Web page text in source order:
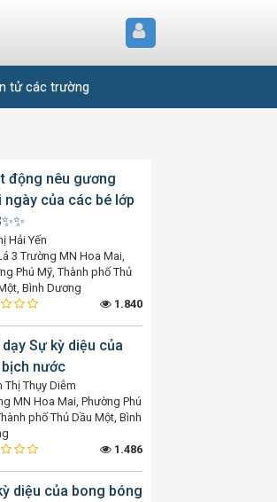
tử các trường
động nêu gương
ngày của các bé lớp
Hải Yến
3 Trường MN Hoa Mai,
Phú Mỹ, Thành phố Thủ
Bình Dương
1.840
Sự kỳ diệu của
nước
Thị Thụy Diễm
MN Hoa Mai, Phường Phú
phố Thủ Dầu Một, Bình
1.486
diệu của bong bóng